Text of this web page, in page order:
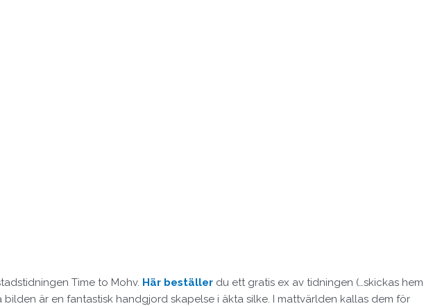
Time to Mohv. Här beställer du ett gratis ex av tidningen (…skickas hem
bilden är en fantastisk handgjord skapelse i äkta silke. I mattvärlden kallas dem för